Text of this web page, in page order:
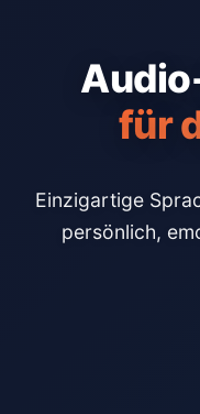
für
Einzigartige
persönlich,